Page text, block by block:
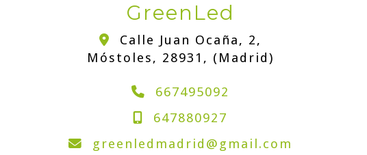
GreenLed
Calle Juan Ocaña, 2,
Móstoles, 28931 , (Madrid)
667495092
647880927
greenledmadrid
gmail.com